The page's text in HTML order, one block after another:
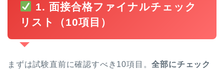
1. 面接合格ファイナルチェック
リスト（10項目）
まずは試験直前に確認すべき10項目。全部にチェック